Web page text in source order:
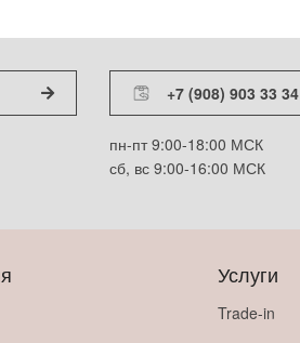
+7 (908) 903 33 34
пн-пт 9:00-18:00 МСК
сб, вс 9:00-16:00 МСК
Услуги
Trade-in